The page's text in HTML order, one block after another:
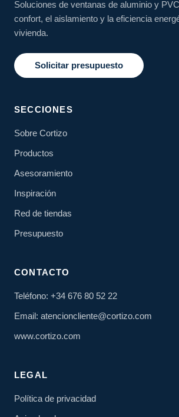
Soluciones de ventanas de aluminio y
confort, el aislamiento y la eficiencia
vivienda.
Solicitar presupuesto
SECCIONES
Sobre Cortizo
Productos
Asesoramiento
Inspiración
Red de tiendas
Presupuesto
CONTACTO
Teléfono: +34 676 80 52 22
Email: atencioncliente@cortizo.com
www.cortizo.com
LEGAL
Política de privacidad